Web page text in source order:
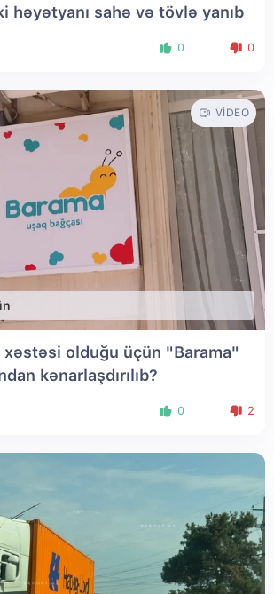
həyətyanı sahə və tövlə yanıb
0 0
VIDEO
xəstəsi olduğu üçün "Barama"
kənarlaşdırılıb?
0 2